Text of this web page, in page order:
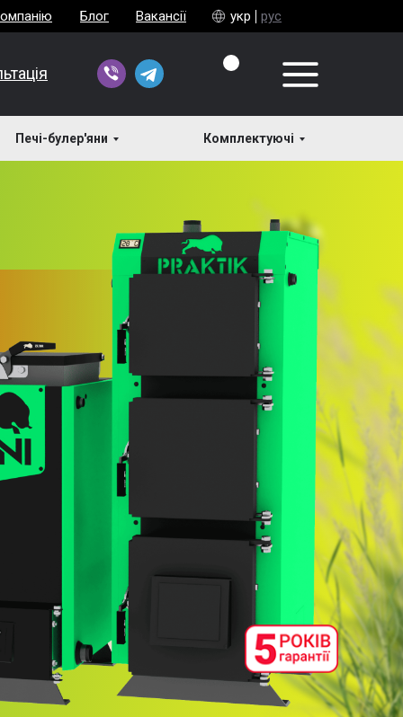
укр рус
Блог Вакансії
Печі-булер'яни Комплектуючі